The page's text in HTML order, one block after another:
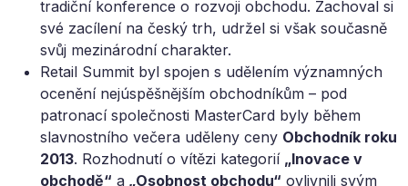
tradiční konference o rozvoji obchodu. Zachoval si
své zacílení na český trh, udržel si však současně
svůj mezinárodní charakter.
Retail Summit byl spojen s udělením významných
ocenění nejúspěšnějším obchodníkům – pod
patronací společnosti MasterCard byly během
slavnostního večera uděleny ceny Obchodník roku
2013. Rozhodnutí o vítězi kategorií „Inovace v
obchodě“ a „Osobnost obchodu“ ovlivnili svým